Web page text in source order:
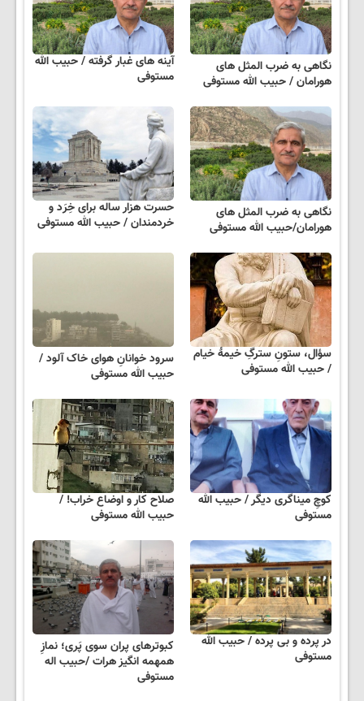
نگاهی به ضرب المثل های
هورامان / حبیب الله مستوفی
آینه های غبار گرفته / حبیب الله
مستوفی
نگاهی به ضرب المثل های
هورامان/حبیب الله مستوفی
حسرت هزار ساله برای خِرَد و
خردمندان / حبیب الله مستوفی
سؤال، ستونِ سترگِ خیمۀ خیام
/ حبیب الله مستوفی
سرود خوانانِ هوای خاک آلود /
حبیب الله مستوفی
کوچِ میناگری دیگر / حبیب الله
مستوفی
صلاح کار و اوضاع خراب! /
حبیب الله مستوفی
در پرده و بی پرده / حبیب الله
مستوفی
کبوترهای پران سوی پَری؛ نمازِ
همهمه انگیز هرات /حبیب اله
مستوفی